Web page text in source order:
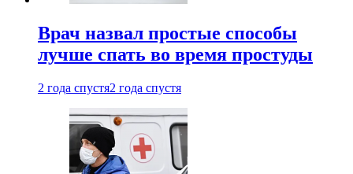
Врач назвал простые способы
лучше спать во время простуды
2 года спустя2 года спустя